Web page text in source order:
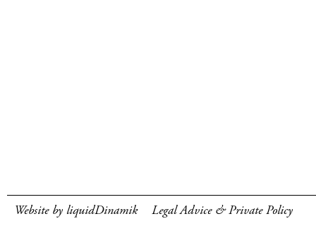
Website by liquidDinamik Legal Advice & Private Policy